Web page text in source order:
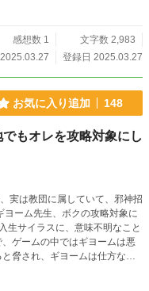
感想数 1
文字数 2,983
登録日 2025.03.27
お気に入り追加 148
もオレを攻略対象にし
実は教団に属していて、邪神招
ーム先生、ボクの攻略対象に
生サイラスに、意味不明なこと
ゲームの中ではギヨームは悪
脅され、ギヨームは仕方なく
てヤンデレと読む）に侵され
R１８